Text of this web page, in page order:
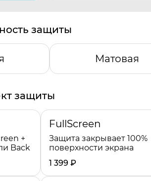
защиты
Матовая
защиты
+
Back
FullScreen
Защита закрывает 100%
поверхности экрана
1 399 ₽